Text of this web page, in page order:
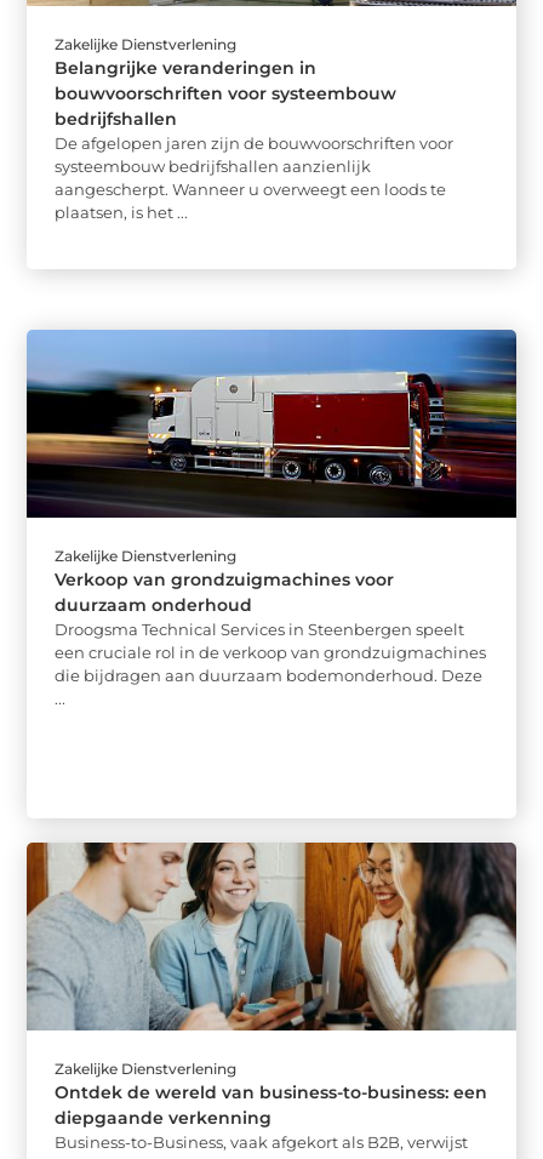
Zakelijke Dienstverlening
Belangrijke veranderingen in
bouwvoorschriften voor systeembouw
bedrijfshallen
De afgelopen jaren zijn de bouwvoorschriften voor
systeembouw bedrijfshallen aanzienlijk
aangescherpt. Wanneer u overweegt een loods te
plaatsen, is het ...
Zakelijke Dienstverlening
Verkoop van grondzuigmachines voor
duurzaam onderhoud
Droogsma Technical Services in Steenbergen speelt
een cruciale rol in de verkoop van grondzuigmachines
die bijdragen aan duurzaam bodemonderhoud. Deze
...
Zakelijke Dienstverlening
Ontdek de wereld van business-to-business: een
diepgaande verkenning
Business-to-Business, vaak afgekort als B2B, verwijst